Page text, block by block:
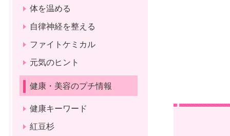
体を温める
自律神経を整える
ファイトケミカル
元気のヒント
健康・美容のプチ情報
健康キーワード
紅豆杉